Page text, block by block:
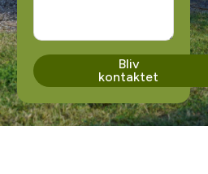
Bliv
kontaktet